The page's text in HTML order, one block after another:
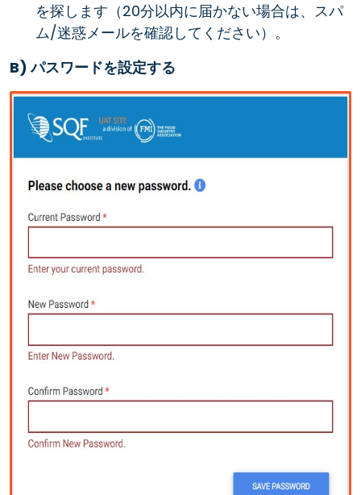
を探します（20分以内に届かない場合は、スパ
ム/迷惑メールを確認してください）。
B) パスワードを設定する